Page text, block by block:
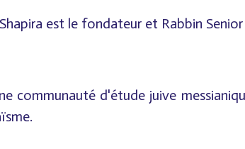
est le fondateur et Rabbin
communauté d'étude juive